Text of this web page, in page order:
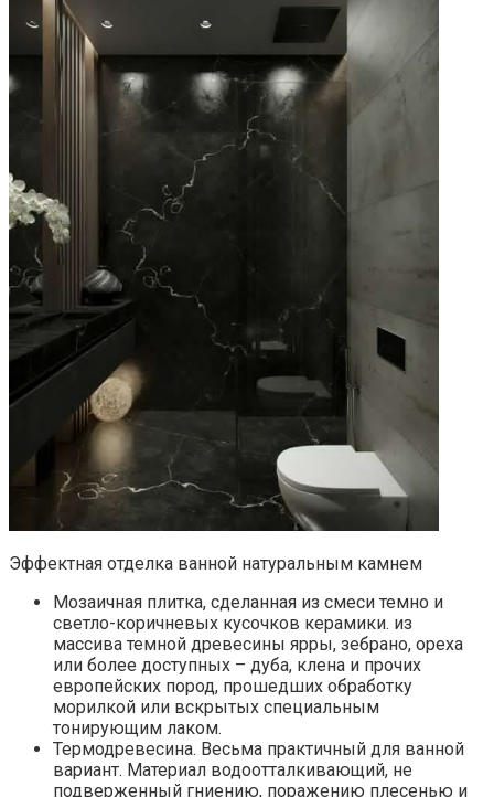
Эффектная отделка ванной натуральным камнем
Мозаичная плитка, сделанная из смеси темно и
светло-коричневых кусочков керамики. из
массива темной древесины ярры, зебрано, ореха
или более доступных – дуба, клена и прочих
европейских пород, прошедших обработку
морилкой или вскрытых специальным
тонирующим лаком.
Термодревесина. Весьма практичный для ванной
вариант. Материал водоотталкивающий, не
подверженный гниению, поражению плесенью и